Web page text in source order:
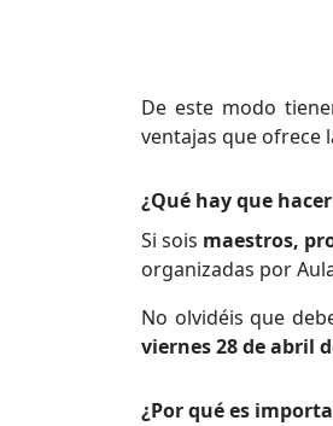
De este modo
ventajas que ofrece
¿Qué hay que
Si sois maestros,
organizadas por
No olvidéis que
viernes 28 de abril
¿Por qué es